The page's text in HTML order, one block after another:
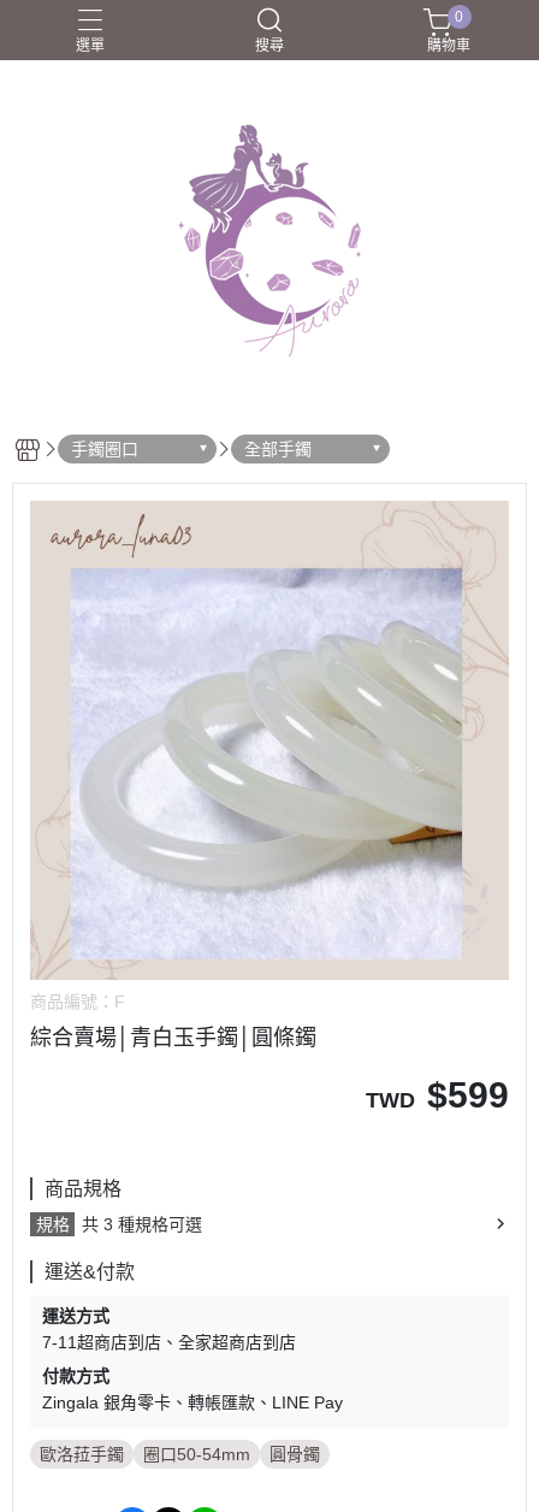
選單 搜尋
團購商品 所長嚴選好物
0
購物車
手鐲圈口 全部手鐲
商品編號： F
綜合賣場│青白玉手鐲│圓條鐲
TWD $599
商品規格
規格 共 3 種規格可選
運送&付款
運送方式
7-11超商店到店
全家超商店到店
付款方式
Zingala 銀角零卡
轉帳匯款 LINE Pay
歐洛菈手鐲 圈口50-54mm 圓骨鐲